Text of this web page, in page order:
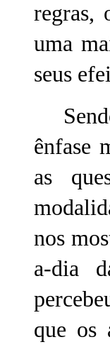
regras,
uma
seus
ênfase
as
nos
a-dia
que os